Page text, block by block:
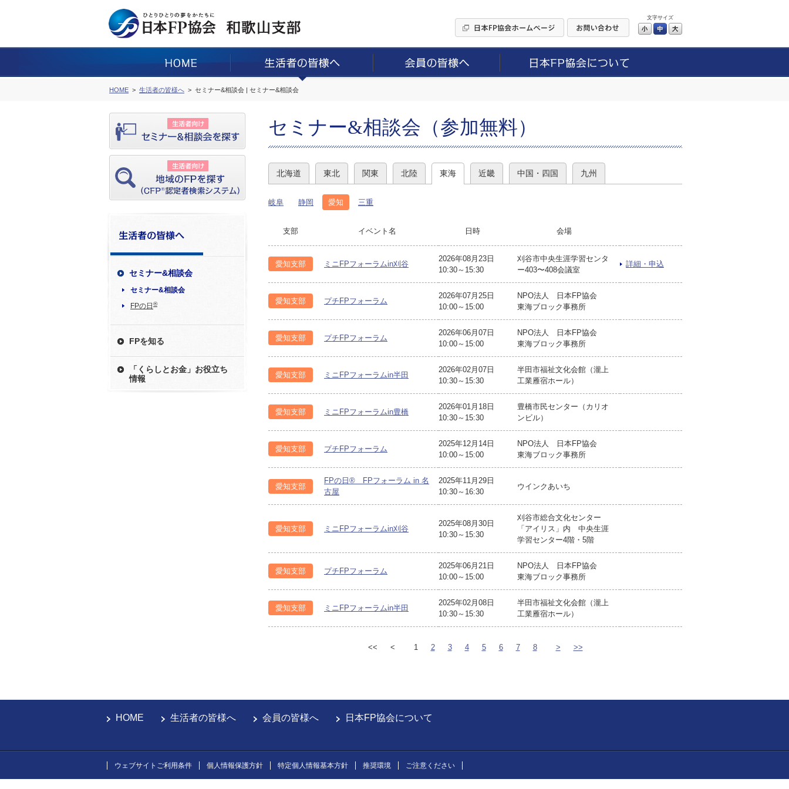
文字サイズ
小 中
HOME 生活者の皆様へ セミナー&相談会 | セミナー&相談会
セミナー&相談会
セミナー&相談会
FPの日 ®
FPを知る
「くらしとお金」お役立ち
情報
セミナー&相談会（参加無料）
北海道 東北 関東 北陸 東海 近畿 中国・四国 九州
岐阜 静岡 愛知 三重
支部 イベント名 日時 会場
愛知支部 ミニFPフォーラムin刈谷
2026年08月23日
10:30～15:30
刈谷市中央生涯学習センタ
ー403〜408会議室
詳細・申込
愛知支部 プチFPフォーラム
2026年07月25日
10:00～15:00
NPO法人 日本FP協会
東海ブロック事務所
愛知支部 プチFPフォーラム
2026年06月07日
10:00～15:00
NPO法人 日本FP協会
東海ブロック事務所
愛知支部 ミニFPフォーラムin半田
2026年02月07日
10:30～15:30
半田市福祉文化会館（瀧上
工業雁宿ホール）
愛知支部 ミニFPフォーラムin豊橋
2026年01月18日
10:30～15:30
豊橋市民センター（カリオ
ンビル）
愛知支部 プチFPフォーラム
2025年12月14日
10:00～15:00
NPO法人 日本FP協会
東海ブロック事務所
愛知支部
FPの日® FPフォーラム in 名
古屋
2025年11月29日
10:30～16:30
ウインクあいち
愛知支部 ミニFPフォーラムin刈谷
2025年08月30日
10:30～15:30
刈谷市総合文化センター
「アイリス」内 中央生涯
学習センター4階・5階
愛知支部 プチFPフォーラム
2025年06月21日
10:00～15:00
NPO法人 日本FP協会
東海ブロック事務所
愛知支部 ミニFPフォーラムin半田
2025年02月08日
10:30～15:30
半田市福祉文化会館（瀧上
工業雁宿ホール）
<< < 1 2 3 4 5 6 7 8 > >>
HOME 生活者の皆様へ 会員の皆様へ 日本FP協会について
ウェブサイトご利用条件 個人情報保護方針 特定個人情報基本方針 推奨環境 ご注意ください